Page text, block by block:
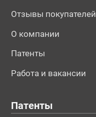
Отзывы покупателей
О компании
Патенты
Работа и вакансии
Патенты